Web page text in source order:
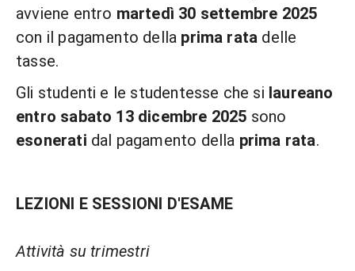
avviene entro martedì 30 settembre 2025
con il pagamento della prima rata delle
tasse.
Gli studenti e le studentesse che si laureano
entro sabato 13 dicembre 2025 sono
esonerati dal pagamento della prima rata.
LEZIONI E SESSIONI D'ESAME
Attività su trimestri